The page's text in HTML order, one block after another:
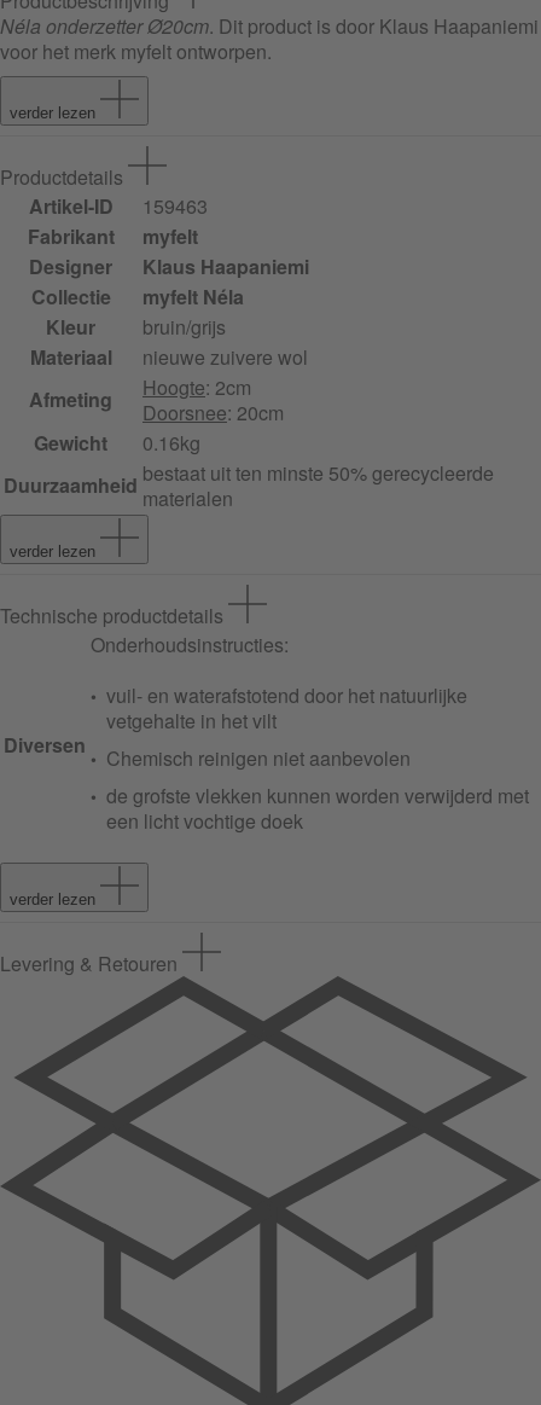
Néla onderzetter Ø20cm. Dit product is door Klaus Haapaniemi
voor het merk myfelt ontworpen.
verder lezen
Productdetails
Artikel-ID
159463
Fabrikant
myfelt
Designer
Klaus Haapaniemi
Collectie
myfelt Néla
Kleur
bruin/grijs
Materiaal
nieuwe zuivere wol
Afmeting
Hoogte: 2cm
Doorsnee: 20cm
Gewicht
0.16kg
Duurzaamheid bestaat uit ten minste 50% gerecycleerde
materialen
verder lezen
Technische productdetails
Diversen
Onderhoudsinstructies:
vuil- en waterafstotend door het natuurlijke
vetgehalte in het vilt
Chemisch reinigen niet aanbevolen
de grofste vlekken kunnen worden verwijderd met
een licht vochtige doek
verder lezen
Levering & Retouren